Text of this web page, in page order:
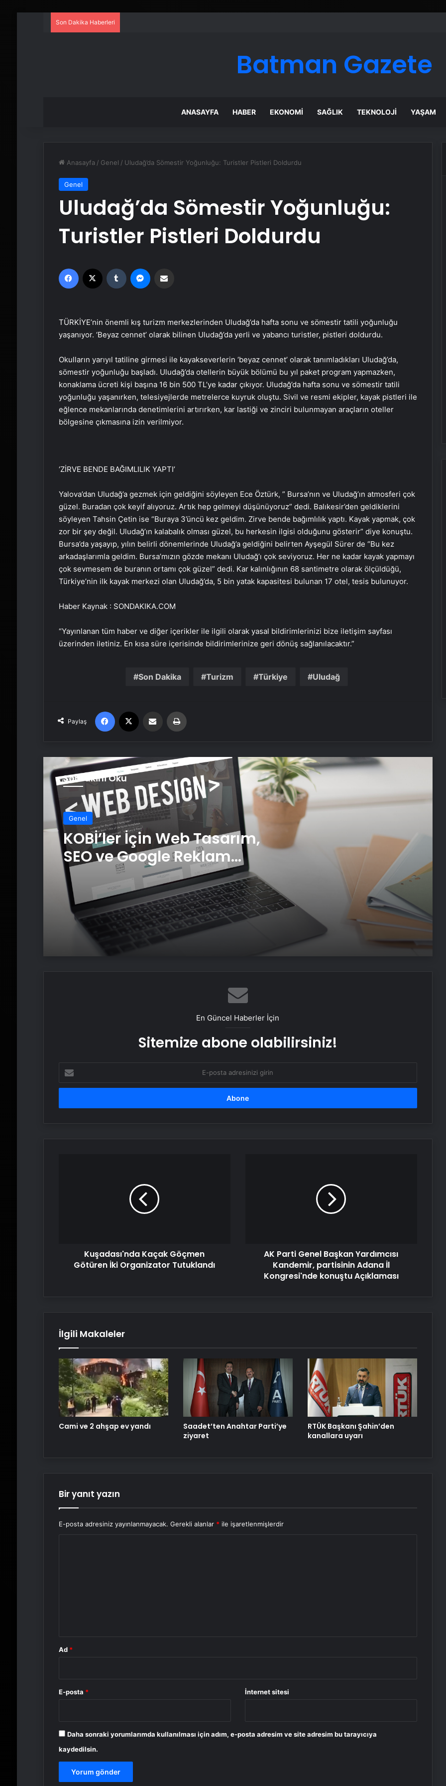
Son Dakika Haberleri
Batman Gazete
ANASAYFA HABER EKONOMI SAĞLIK TEKNOLOJI YAŞAM
Anasayfa / Genel / Uludağ’da Sömestir Yoğunluğu: Turistler Pistleri Doldurdu
Genel
Uludağ’da Sömestir Yoğunluğu:
Turistler Pistleri Doldurdu
Facebook Tumblr
TÜRKİYE’nin önemli kış turizm merkezlerinden Uludağ’da hafta sonu ve sömestir tatili yoğunluğu
yaşanıyor. ‘Beyaz cennet’ olarak bilinen Uludağ’da yerli ve yabancı turistler, pistleri doldurdu.
Okulların yarıyıl tatiline girmesi ile kayakseverlerin ‘beyaz cennet’ olarak tanımladıkları Uludağ’da,
sömestir yoğunluğu başladı. Uludağ’da otellerin büyük bölümü bu yıl paket program yapmazken,
konaklama ücreti kişi başına 16 bin 500 TL’ye kadar çıkıyor. Uludağ’da hafta sonu ve sömestir tatili
yoğunluğu yaşanırken, telesiyejlerde metrelerce kuyruk oluştu. Sivil ve resmi ekipler, kayak pistleri ile
eğlence mekanlarında denetimlerini artırırken, kar lastiği ve zinciri bulunmayan araçların oteller
bölgesine çıkmasına izin verilmiyor.
‘ZİRVE BENDE BAĞIMLILIK YAPTI’
Yalova’dan Uludağ’a gezmek için geldiğini söyleyen Ece Öztürk, ” Bursa’nın ve Uludağ’ın atmosferi çok
güzel. Buradan çok keyif alıyoruz. Artık hep gelmeyi düşünüyoruz” dedi. Balıkesir’den geldiklerini
söyleyen Tahsin Çetin ise “Buraya 3’üncü kez geldim. Zirve bende bağımlılık yaptı. Kayak yapmak, çok
zor bir şey değil. Uludağ’ın kalabalık olması güzel, bu herkesin ilgisi olduğunu gösterir” diye konuştu.
Bursa’da yaşayıp, yılın belirli dönemlerinde Uludağ’a geldiğini belirten Ayşegül Sürer de “Bu kez
arkadaşlarımla geldim. Bursa’mızın gözde mekanı Uludağ’ı çok seviyoruz. Her ne kadar kayak yapmayı
çok sevmesem de buranın ortamı çok güzel” dedi. Kar kalınlığının 68 santimetre olarak ölçüldüğü,
Türkiye’nin ilk kayak merkezi olan Uludağ’da, 5 bin yatak kapasitesi bulunan 17 otel, tesis bulunuyor.
Haber Kaynak : SONDAKIKA.COM
“Yayınlanan tüm haber ve diğer içerikler ile ilgili olarak yasal bildirimlerinizi bize iletişim sayfası
üzerinden iletiniz. En kısa süre içerisinde bildirimlerinize geri dönüş sağlanılacaktır.”
Son Dakika Turizm Türkiye Uludağ
Paylaş
Facebook Email'den paylaş
Sonrakini Oku
Genel
KOBİ’ler İçin Web Tasarım,
SEO ve Google Reklam
Çalışmalarının Önemi
KOBİ’ler İçin Web Tasarım, SEO ve
Yeni Dünya Düzensizliği Çağında
Türk Dış Politikası ve Hakan Fidan
Faktörü
Datahost İle Güvenilir Sunucu
Hizmetleri
Ankara’da akran zorbalığı! Kız
öğrenci hastanelik oldu, soruşturma
Nesli tükenmekte olan ve koruma
altındaki saz kedisi trafiğe kurban
Av tüfeğiyle vurulan 18 yaşındaki
Güzellik merkezi vurgununda intihar:
En Güncel Haberler İçin
Sitemize abone olabilirsiniz!
posta
adresinizi
Kuşadası'nda Kaçak Göçmen
Götüren İki Organizator Tutuklandı
Kongresi'nde
Açıklaması
AK Parti Genel Başkan Yardımcısı
Kandemir, partisinin Adana İl
Kongresi'nde konuştu Açıklaması
İlgili Makaleler
Cami ve 2 ahşap ev yandı
Saadet’ten Anahtar Parti’ye
ziyaret
RTÜK Başkanı Şahin’den
kanallara uyarı
Bir yanıt yazın
E-posta adresiniz yayınlanmayacak. Gerekli alanlar * ile işaretlenmişlerdir
Ad *
E-posta * İnternet sitesi
Daha sonraki yorumlarımda kullanılması için adım, e-posta adresim ve site adresim bu tarayıcıya
kaydedilsin.